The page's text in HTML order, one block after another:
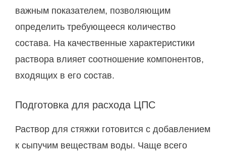
важным показателем, позволяющим
определить требующееся количество
состава. На качественные характеристики
раствора влияет соотношение компонентов,
входящих в его состав.
Подготовка для расхода ЦПС
Раствор для стяжки готовится с добавлением
к сыпучим веществам воды. Чаще всего